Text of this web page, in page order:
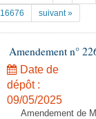
16676
suivant »
Amendement n°
Date de
dépôt :
09/05/2025
Amendement de